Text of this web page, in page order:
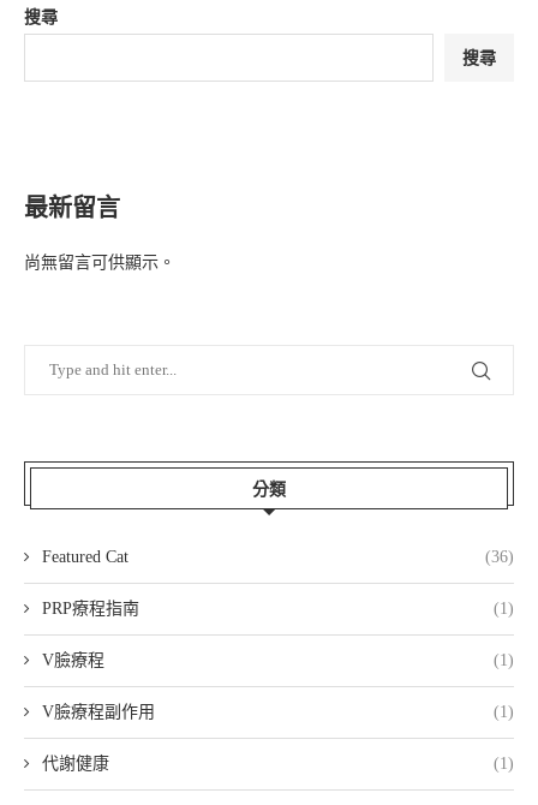
搜尋
搜尋
最新留言
尚無留言可供顯示。
分類
Featured Cat (36)
PRP療程指南 (1)
V臉療程 (1)
V臉療程副作用 (1)
代謝健康 (1)